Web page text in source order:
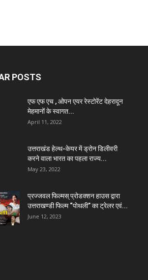
POSTS
एफ एफ एच , ओपन एयर रेस्टोरेंट देहरादून
मेहमानों के स्वागत...
April 11, 2022
उत्तराखंड हेल्थ-केयर में ड्रोन डिलीवरी
करने वाला भारत का पहला राज्य...
May 23, 2022
प्रज्जवल फिल्मस् प्रोडक्शन हाउस द्वारा
उत्तराखण्डी फिल्म “पोथली” का ट्रेलर एवं...
June 12, 2023